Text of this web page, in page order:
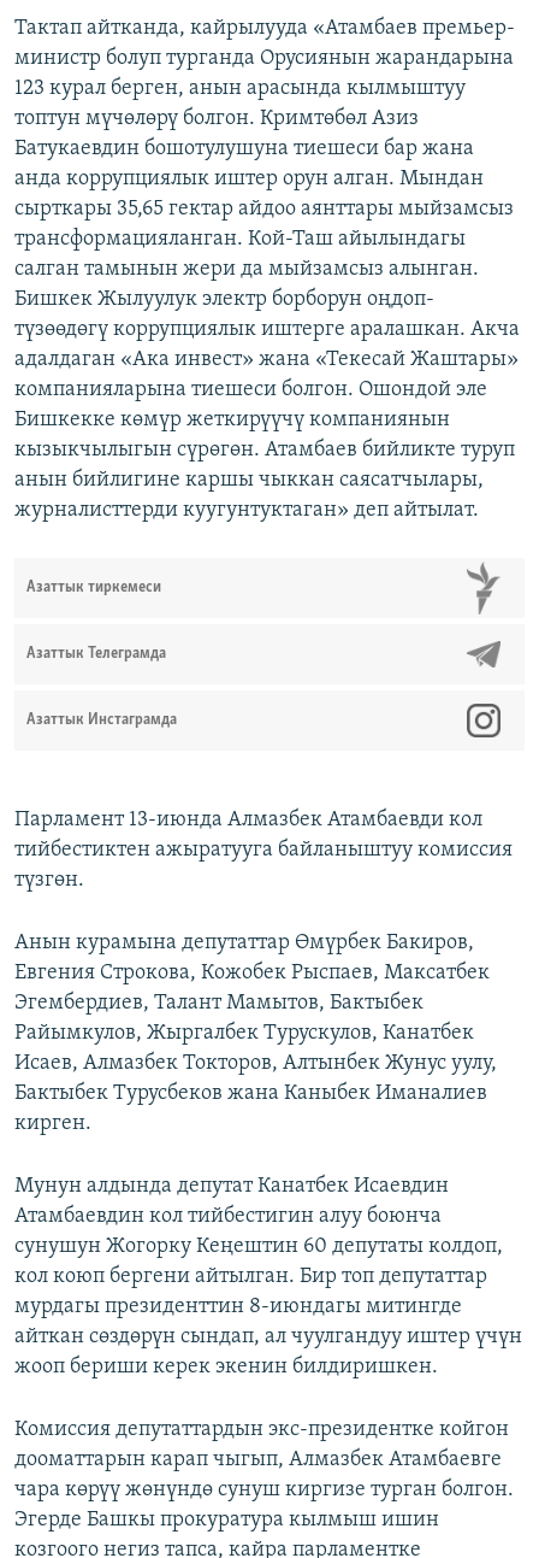
Тактап айтканда, кайрылууда «Атамбаев премьер-
министр болуп турганда Орусиянын жарандарына
123 курал берген, анын арасында кылмыштуу
топтун мүчөлөрү болгон. Кримтөбөл Азиз
Батукаевдин бошотулушуна тиешеси бар жана
анда коррупциялык иштер орун алган. Мындан
сырткары 35,65 гектар айдоо аянттары мыйзамсыз
трансформацияланган. Кой-Таш айылындагы
салган тамынын жери да мыйзамсыз алынган.
Бишкек Жылуулук электр борборун оңдоп-
түзөөдөгү коррупциялык иштерге аралашкан. Акча
адалдаган «Ака инвест» жана «Текесай Жаштары»
компанияларына тиешеси болгон. Ошондой эле
Бишкекке көмүр жеткирүүчү компаниянын
кызыкчылыгын сүрөгөн. Атамбаев бийликте туруп
анын бийлигине каршы чыккан саясатчылары,
журналисттерди куугунтуктаган» деп айтылат.
Азаттык тиркемеси
Азаттык Телеграмда
Азаттык Инстаграмда
Парламент 13-июнда Алмазбек Атамбаевди кол
тийбестиктен ажыратууга байланыштуу комиссия
түзгөн.
Анын курамына депутаттар Өмүрбек Бакиров,
Евгения Строкова, Кожобек Рыспаев, Максатбек
Эгембердиев, Талант Мамытов, Бактыбек
Райымкулов, Жыргалбек Турускулов, Канатбек
Исаев, Алмазбек Токторов, Алтынбек Жунус уулу,
Бактыбек Турусбеков жана Каныбек Иманалиев
кирген.
Мунун алдында депутат Канатбек Исаевдин
Атамбаевдин кол тийбестигин алуу боюнча
сунушун Жогорку Кеңештин 60 депутаты колдоп,
кол коюп бергени айтылган. Бир топ депутаттар
мурдагы президенттин 8-июндагы митингде
айткан сөздөрүн сындап, ал чуулгандуу иштер үчүн
жооп бериши керек экенин билдиришкен.
Комиссия депутаттардын экс-президентке койгон
дооматтарын карап чыгып, Алмазбек Атамбаевге
чара көрүү жөнүндө сунуш киргизе турган болгон.
Эгерде Башкы прокуратура кылмыш ишин
козгоого негиз тапса, кайра парламентке